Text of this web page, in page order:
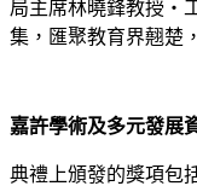
局主席林曉鋒教授・
集，匯聚教育界翹楚
嘉許學術及多元發展
典禮上頒發的獎項包